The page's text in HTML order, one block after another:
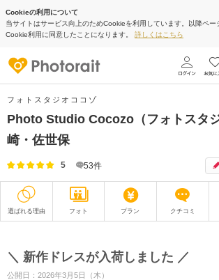
Cookieの利用について
当サイトはサービス向上のためCookieを利用しています。以降ペー
Cookie利用に同意したことになります。 詳しくはこちら
フォトスタジオココゾ
Photo Studio Cocozo（フォトスタ
崎・佐世保
5 53件
選ばれる理由 フォト プラン クチコミ
衣装
＼ 新作ドレスが入荷しました ／
公開日：2026年3月5日（木）